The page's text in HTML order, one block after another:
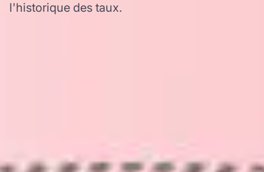
l'historique des taux.